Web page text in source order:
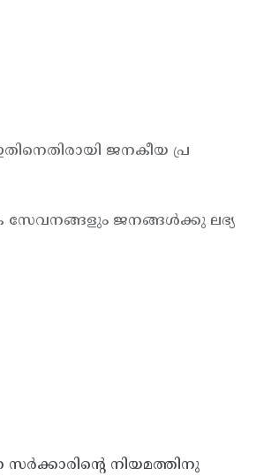
ജനകീയ പ്ര
സേവനങ്ങളും ജനങ്ങള്‍ക്കു ലഭ്യ
നിയമത്തിനു